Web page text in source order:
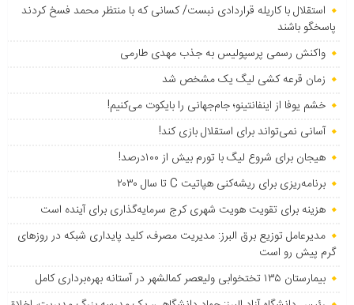
استقلال با کاریله قراردادی نبست/ کسانی که با منتظر محمد فسخ کردند
پاسخگو باشند
واکنش رسمی پرسپولیس به جذب مهدی طارمی
زمان قرعه کشی لیگ یک مشخص شد
خشم یوفا از اینفانتینو؛ جام‌جهانی را بایکوت می‌کنیم!
آسانی نمی‌تواند برای استقلال بازی کند!
هیجان برای شروع لیگ با تورم بیش از ۱۰۰درصد!
برنامه‌ریزی برای ریشه‌کنی هپاتیت C تا سال ۲۰۳۰
هزینه برای تقویت هویت شهری کرج سرمایه‌گذاری برای آینده است
مدیرعامل توزیع برق البرز: مدیریت مصرف، کلید پایداری شبکه در روزهای
گرم پیش رو است
بیمارستان ۱۳۵ تختخوابی ولیعصر کمالشهر در آستانه بهره‌برداری کامل